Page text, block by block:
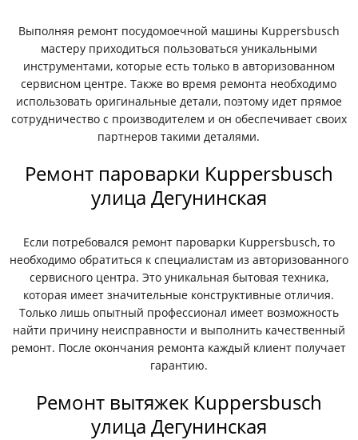
Выполняя ремонт посудомоечной машины Kuppersbusch
мастеру приходиться пользоваться уникальными
инструментами, которые есть только в авторизованном
сервисном центре. Также во время ремонта необходимо
использовать оригинальные детали, поэтому идет прямое
сотрудничество с производителем и он обеспечивает своих
партнеров такими деталями.
Ремонт пароварки Kuppersbusch
улица Дегунинская
Если потребовался ремонт пароварки Kuppersbusch, то
необходимо обратиться к специалистам из авторизованного
сервисного центра. Это уникальная бытовая техника,
которая имеет значительные конструктивные отличия.
Только лишь опытный профессионал имеет возможность
найти причину неисправности и выполнить качественный
ремонт. После окончания ремонта каждый клиент получает
гарантию.
Ремонт вытяжек Kuppersbusch
улица Дегунинская